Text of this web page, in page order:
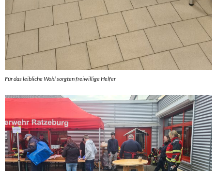
Für das leibliche Wohl sorgten freiwillige Helfer